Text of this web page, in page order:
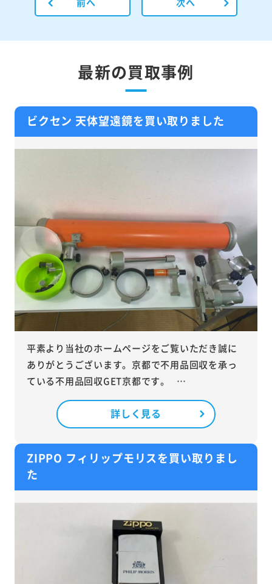
最新の買取事例
ビクセン 天体望遠鏡を買い取りました
平素より当社のホームページをご覧いただき誠に
ありがとうございます。京都で不用品回収を承っ
ている不用品回収GET京都です。 …
詳しく見る
ZIPPO フィリップモリスを買い取りまし
た